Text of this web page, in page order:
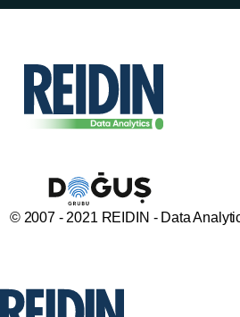
© 2007 - 2021 REIDIN - Data